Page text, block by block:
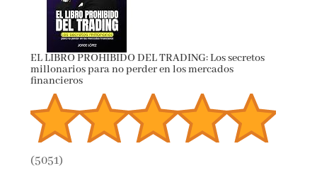
EL LIBRO PROHIBIDO DEL TRADING: Los secretos
millonarios para no perder en los mercados
financieros
(5051)